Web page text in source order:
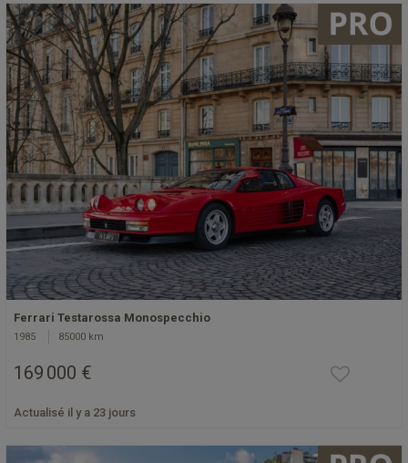
Ferrari Testarossa Monospecchio
1985 85000 km
169 000 €
Actualisé il y a 23 jours